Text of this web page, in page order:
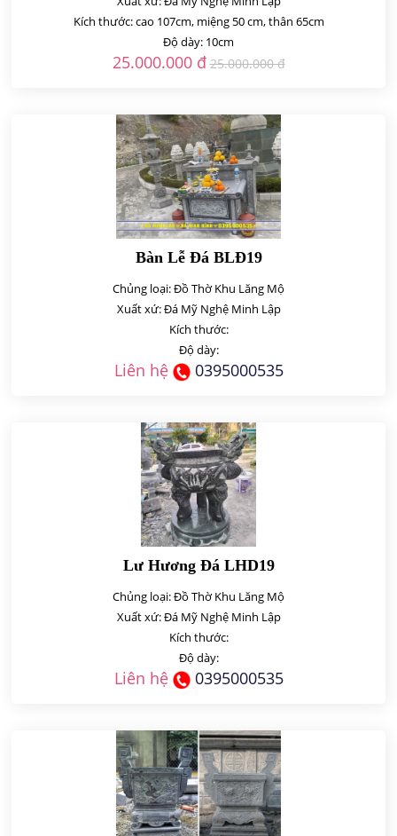
Kích thước: cao 107cm, miệng 50 cm, thân 65cm
Độ dày: 10cm
25.000.000 đ 25.000.000 đ
Bàn Lễ Đá BLĐ19
Chủng loại: Đồ Thờ Khu Lăng Mộ
Xuất xứ: Đá Mỹ Nghệ Minh Lập
Kích thước:
Độ dày:
Liên hệ 0395000535
Lư Hương Đá LHD19
Chủng loại: Đồ Thờ Khu Lăng Mộ
Xuất xứ: Đá Mỹ Nghệ Minh Lập
Kích thước:
Độ dày:
Liên hệ 0395000535